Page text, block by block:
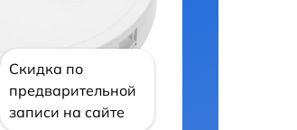
Скидка по
предварительной
записи на сайте